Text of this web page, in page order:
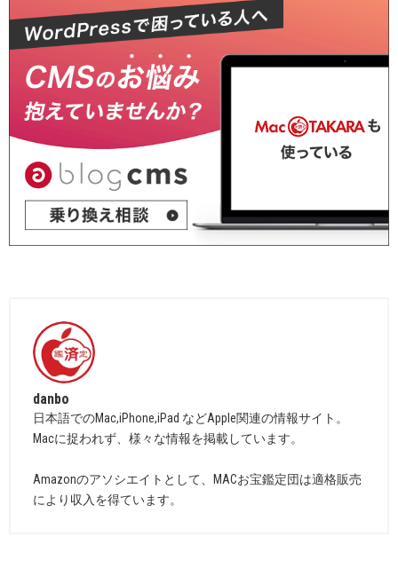
danbo
日本語でのMac,iPhone,iPad などApple関連の情報サイト。
Macに捉われず、様々な情報を掲載しています。
Amazonのアソシエイトとして、MACお宝鑑定団は適格販売
により収入を得ています。